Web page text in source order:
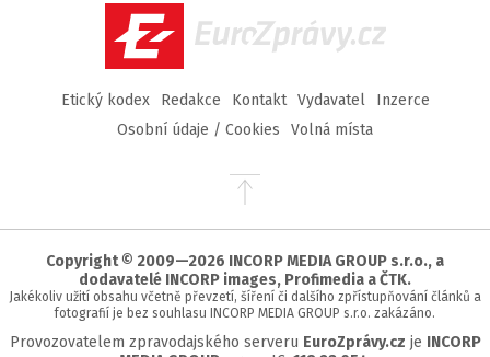
EuroZprávy.cz
Etický kodex Redakce Kontakt Vydavatel
Inzerce
Osobní údaje / Cookies
Volná místa
Přejít
stránky
Copyright © 2009—2026 INCORP MEDIA GROUP s.r.o., a
dodavatelé INCORP images, Profimedia a ČTK.
Jakékoliv užití obsahu včetně převzetí, šíření či dalšího zpřístupňování článků a
fotografií je bez souhlasu INCORP MEDIA GROUP s.r.o. zakázáno.
Provozovatelem zpravodajského serveru EuroZprávy.cz je INCORP